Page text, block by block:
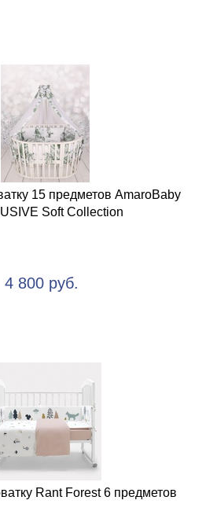
15 предметов AmaroBaby
Soft Collection
4 800 руб.
Rant Forest 6 предметов